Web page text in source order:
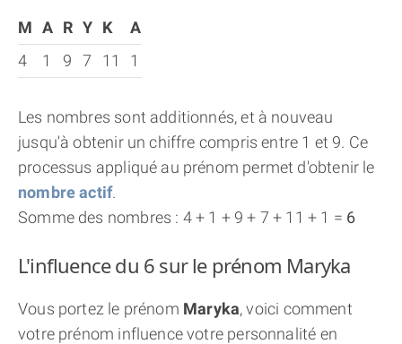
M A R Y K
A
4
1 9 7 11 1
Les nombres sont additionnés, et à nouveau
jusqu'à obtenir un chiffre compris entre 1 et 9. Ce
processus appliqué au prénom permet d'obtenir le
nombre actif.
Somme des nombres : 4 + 1 + 9 + 7 + 11 + 1 = 6
L'influence du 6 sur le prénom Maryka
Vous portez le prénom Maryka, voici comment
votre prénom influence votre personnalité en